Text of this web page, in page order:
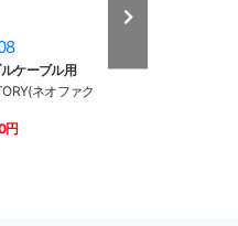
ケーブル用
ネオファク
円
スロットルAssy